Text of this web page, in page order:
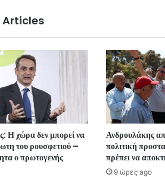
Articles
Η χώρα δεν μπορεί να
του ρουσφετιού –
ο πρωτογενής
Ανδρουλάκης
πολιτική
πρέπει να
9 ώρες ago